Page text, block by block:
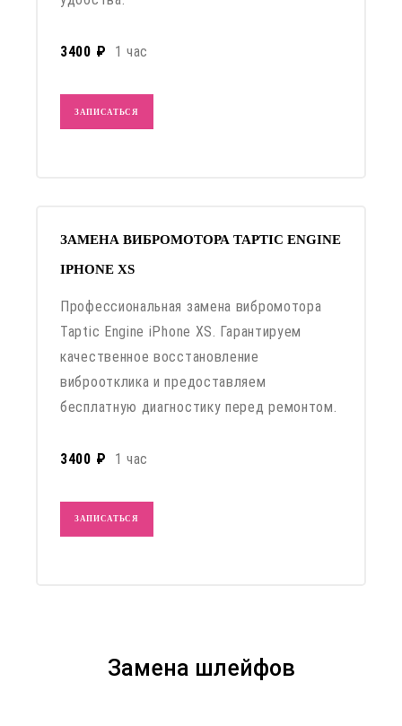
3400 ₽ 1 час
ЗАПИСАТЬСЯ
ЗАМЕНА ВИБРОМОТОРА TAPTIC ENGINE
IPHONE XS
Профессиональная замена вибромотора
Taptic Engine iPhone XS. Гарантируем
качественное восстановление
виброотклика и предоставляем
бесплатную диагностику перед ремонтом.
3400 ₽ 1 час
ЗАПИСАТЬСЯ
Замена шлейфов